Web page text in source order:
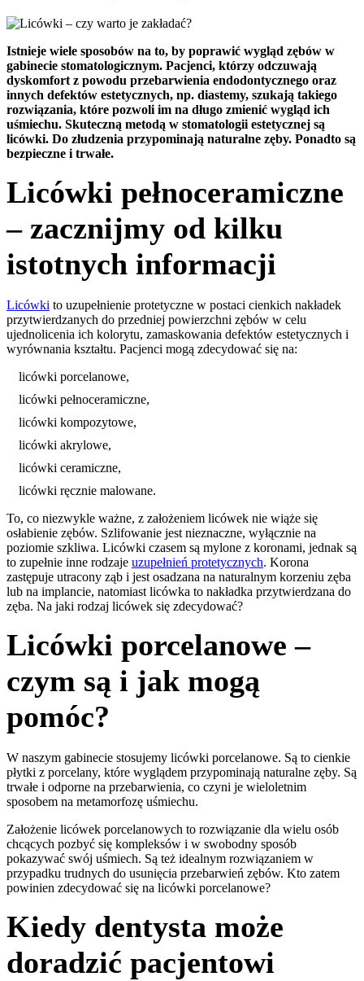
Istnieje wiele sposobów na to, by poprawić wygląd zębów w
gabinecie stomatologicznym. Pacjenci, którzy odczuwają
dyskomfort z powodu przebarwienia endodontycznego oraz
innych defektów estetycznych, np. diastemy, szukają takiego
rozwiązania, które pozwoli im na długo zmienić wygląd ich
uśmiechu. Skuteczną metodą w stomatologii estetycznej są
licówki. Do złudzenia przypominają naturalne zęby. Ponadto są
bezpieczne i trwałe.
Licówki pełnoceramiczne
– zacznijmy od kilku
istotnych informacji
Licówki to uzupełnienie protetyczne w postaci cienkich nakładek
przytwierdzanych do przedniej powierzchni zębów w celu
ujednolicenia ich kolorytu, zamaskowania defektów estetycznych i
wyrównania kształtu. Pacjenci mogą zdecydować się na:
licówki porcelanowe,
licówki pełnoceramiczne,
licówki kompozytowe,
licówki akrylowe,
licówki ceramiczne,
licówki ręcznie malowane.
To, co niezwykle ważne, z założeniem licówek nie wiąże się
osłabienie zębów. Szlifowanie jest nieznaczne, wyłącznie na
poziomie szkliwa. Licówki czasem są mylone z koronami, jednak są
to zupełnie inne rodzaje uzupełnień protetycznych. Korona
zastępuje utracony ząb i jest osadzana na naturalnym korzeniu zęba
lub na implancie, natomiast licówka to nakładka przytwierdzana do
zęba. Na jaki rodzaj licówek się zdecydować?
Licówki porcelanowe –
czym są i jak mogą
pomóc?
W naszym gabinecie stosujemy licówki porcelanowe. Są to cienkie
płytki z porcelany, które wyglądem przypominają naturalne zęby. Są
trwałe i odporne na przebarwienia, co czyni je wieloletnim
sposobem na metamorfozę uśmiechu.
Założenie licówek porcelanowych to rozwiązanie dla wielu osób
chcących pozbyć się kompleksów i w swobodny sposób
pokazywać swój uśmiech. Są też idealnym rozwiązaniem w
przypadku trudnych do usunięcia przebarwień zębów. Kto zatem
powinien zdecydować się na licówki porcelanowe?
Kiedy dentysta może
doradzić pacjentowi